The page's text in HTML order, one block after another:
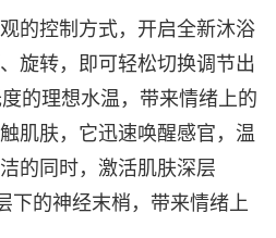
的控制方式，开启全新沐浴
旋转，即可轻松切换调节出
的理想水温，带来情绪上的
肌肤，它迅速唤醒感官，温
的同时，激活肌肤深层
下的神经末梢，带来情绪上